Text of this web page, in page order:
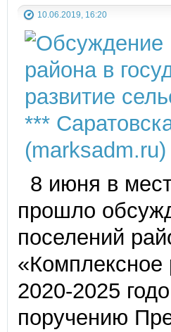
10.06.2019, 16:20
8 июня в
прошло
поселений
«Комплексное
2020-2025
поручению